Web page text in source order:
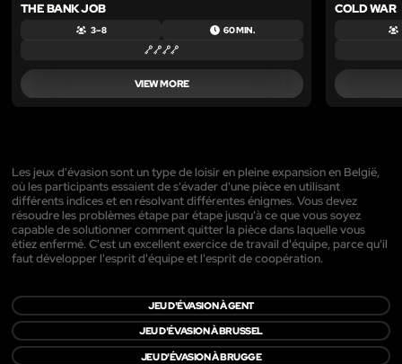
THE BANK JOB
3 – 8 60 MIN.
VIEW MORE
COLD WAR
Les jeux d'évasion sont un type de loisir en pleine expansion en België,
où les participants essaient de s'évader d'une pièce en utilisant
différents indices et en résolvant différentes énigmes. Vous devez
résoudre les problèmes étape par étape jusqu'à ce que vous soyez
capable de solutionner comment quitter la pièce dans laquelle vous
étiez enfermé. C'est un excellent exercice de travail d'équipe, parce qu'il
faut développer l'esprit d'équipe et l'esprit de coopération.
JEU D'ÉVASION À GENT
JEU D'ÉVASION À BRUSSEL
JEU D'ÉVASION À BRUGGE